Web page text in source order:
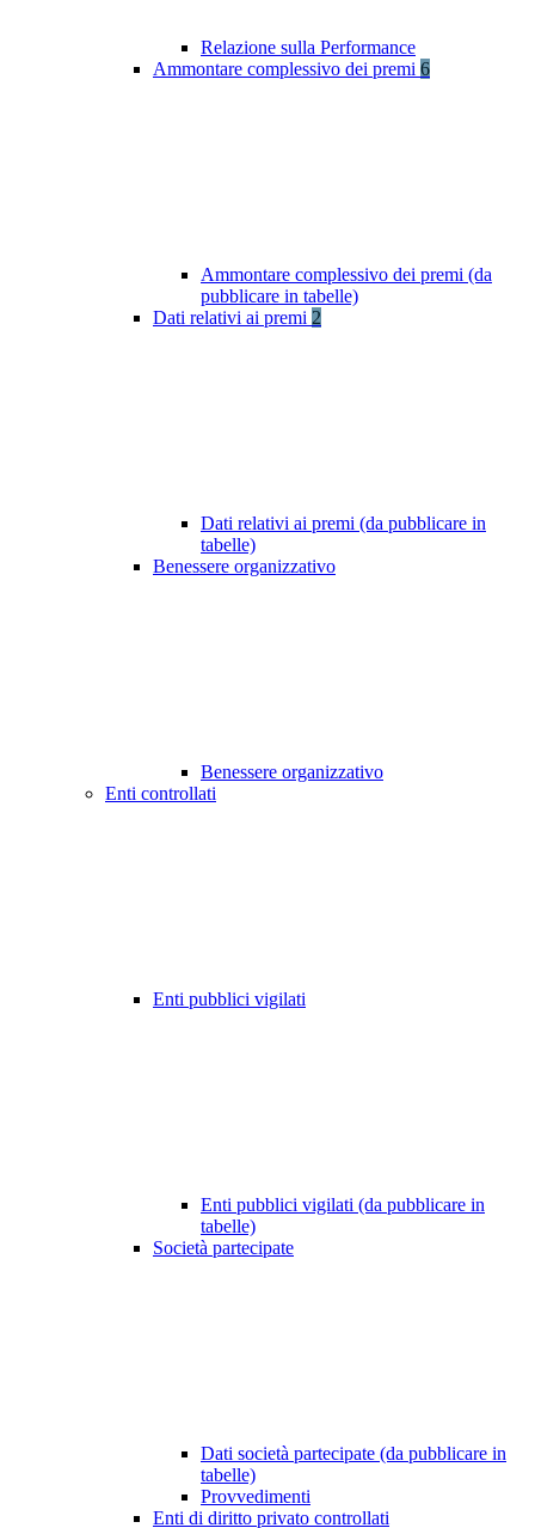
Relazione sulla Performance
Ammontare complessivo dei premi 6
Ammontare complessivo dei premi (da
pubblicare in tabelle)
Dati relativi ai premi 2
Dati relativi ai premi (da pubblicare in
tabelle)
Benessere organizzativo
Benessere organizzativo
Enti controllati
Enti pubblici vigilati
Enti pubblici vigilati (da pubblicare in
tabelle)
Società partecipate
Dati società partecipate (da pubblicare in
tabelle)
Provvedimenti
Enti di diritto privato controllati